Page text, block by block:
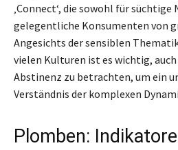
‚Connect‘, die sowohl für
gelegentliche Konsumenten von
Angesichts der sensiblen
vielen Kulturen ist es wichtig,
Abstinenz zu betrachten, um ein
Verständnis der komplexen
Plomben: